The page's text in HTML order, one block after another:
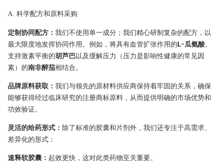
A. 科学配方和原料采购
定制协同配方： 我们不使用单一成分；我们精心研制复杂的配方，以
最大限度地发挥协同作用。例如，将具有血管扩张作用的L-瓜氨酸
支持激素平衡的胡芦巴以及缓解压力（压力是影响性健康的常见因
素）的南非醉茄相结合。
品牌原料获取： 我们与领先的原材料供应商保持着牢固的关系，确保
能够获得经过临床研究的注册商标原料，从而提供明确的市场优势和
功效验证。
灵活的给药形式： 除了标准的胶囊和片剂外，我们还专注于高需求、
差异化的形式：
速释软胶囊： 起效更快，这对此类药物至关重要。